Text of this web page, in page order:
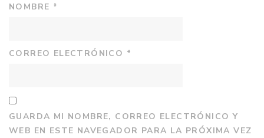
NOMBRE *
CORREO ELECTRÓNICO *
GUARDA MI NOMBRE, CORREO ELECTRÓNICO Y
WEB EN ESTE NAVEGADOR PARA LA PRÓXIMA VEZ